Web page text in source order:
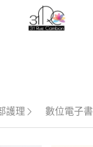
護理 數位電子書
商品分類